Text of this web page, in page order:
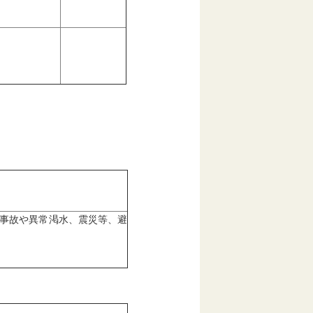
故や異常渇水、震災等、避